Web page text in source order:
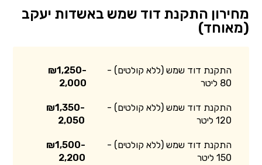
מחירון התקנת דוד שמש באשדות יעקב
(מאוחד)
התקנת דוד שמש (ללא קולטים) -
80 ליטר
₪1,250-
2,000
התקנת דוד שמש (ללא קולטים) -
120 ליטר
₪1,350-
2,050
התקנת דוד שמש (ללא קולטים) -
150 ליטר
₪1,500-
2,200